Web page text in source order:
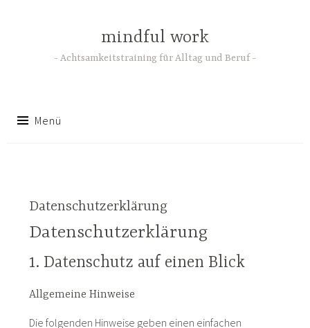
mindful work
Achtsamkeitstraining für Alltag und Beruf
Menü
Datenschutzerklärung
Datenschutz­erklärung
1. Datenschutz auf einen Blick
Allgemeine Hinweise
Die folgenden Hinweise geben einen einfachen